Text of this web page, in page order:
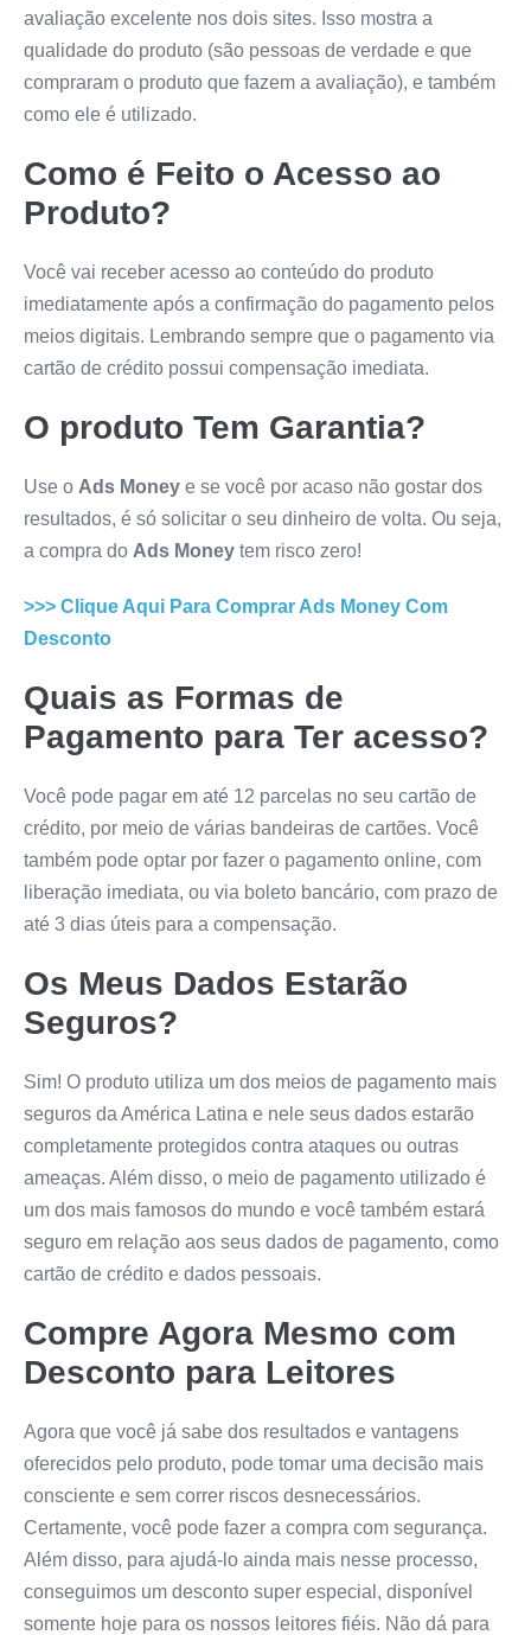
avaliação excelente nos dois sites. Isso mostra a
qualidade do produto (são pessoas de verdade e que
compraram o produto que fazem a avaliação), e também
como ele é utilizado.
Como é Feito o Acesso ao
Produto?
Você vai receber acesso ao conteúdo do produto
imediatamente após a confirmação do pagamento pelos
meios digitais. Lembrando sempre que o pagamento via
cartão de crédito possui compensação imediata.
O produto Tem Garantia?
Use o Ads Money e se você por acaso não gostar dos
resultados, é só solicitar o seu dinheiro de volta. Ou seja,
a compra do Ads Money tem risco zero!
>>> Clique Aqui Para Comprar Ads Money Com
Desconto
Quais as Formas de
Pagamento para Ter acesso?
Você pode pagar em até 12 parcelas no seu cartão de
crédito, por meio de várias bandeiras de cartões. Você
também pode optar por fazer o pagamento online, com
liberação imediata, ou via boleto bancário, com prazo de
até 3 dias úteis para a compensação.
Os Meus Dados Estarão
Seguros?
Sim! O produto utiliza um dos meios de pagamento mais
seguros da América Latina e nele seus dados estarão
completamente protegidos contra ataques ou outras
ameaças. Além disso, o meio de pagamento utilizado é
um dos mais famosos do mundo e você também estará
seguro em relação aos seus dados de pagamento, como
cartão de crédito e dados pessoais.
Compre Agora Mesmo com
Desconto para Leitores
Agora que você já sabe dos resultados e vantagens
oferecidos pelo produto, pode tomar uma decisão mais
consciente e sem correr riscos desnecessários.
Certamente, você pode fazer a compra com segurança.
Além disso, para ajudá-lo ainda mais nesse processo,
conseguimos um desconto super especial, disponível
somente hoje para os nossos leitores fiéis. Não dá para